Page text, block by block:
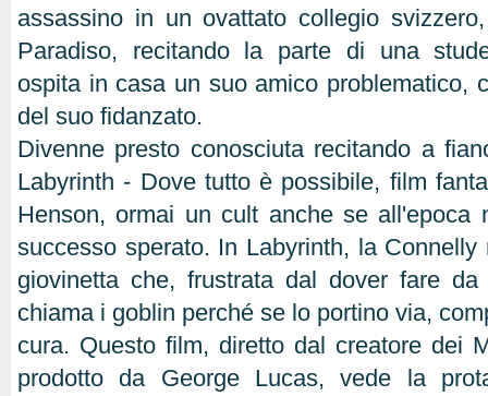
assassino in un ovattato collegio
Paradiso, recitando la parte di una
ospita in casa un suo amico problematico,
del suo fidanzato.
Divenne presto conosciuta recitando a
Labyrinth - Dove tutto è possibile, film
Henson, ormai un cult anche se all'epoca
successo sperato. In Labyrinth, la
giovinetta che, frustrata dal dover fare
chiama i goblin perché se lo portino via,
cura. Questo film, diretto dal creatore dei
prodotto da George Lucas, vede la